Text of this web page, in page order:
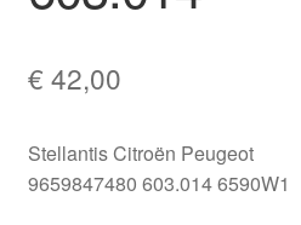
€ 42,00
Stellantis Citroën Peugeot
9659847480 603.014 6590W1